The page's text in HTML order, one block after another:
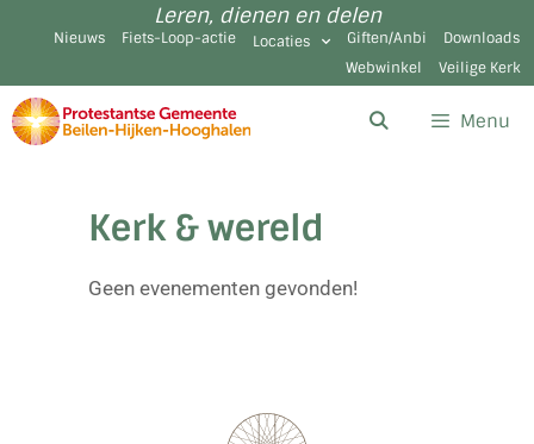
Leren, dienen en delen
Nieuws Fiets-Loop-actie Locaties Giften/Anbi
Downloads
Webwinkel
Veilige Kerk
Menu
Kerk & wereld
Geen evenementen gevonden!